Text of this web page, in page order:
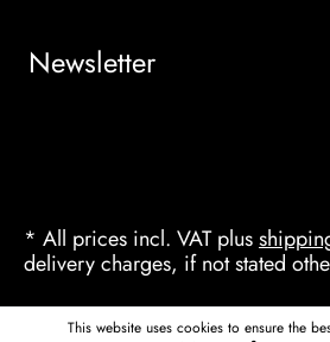
Newsletter
* All prices incl. VAT plus
delivery charges, if not stated
This website uses cookies to ensure the